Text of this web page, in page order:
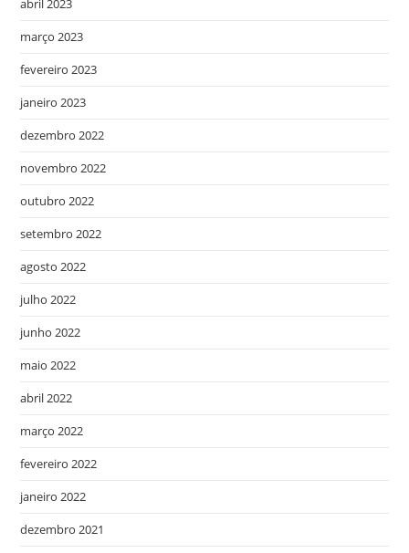
abril 2023
março 2023
fevereiro 2023
janeiro 2023
dezembro 2022
novembro 2022
outubro 2022
setembro 2022
agosto 2022
julho 2022
junho 2022
maio 2022
abril 2022
março 2022
fevereiro 2022
janeiro 2022
dezembro 2021